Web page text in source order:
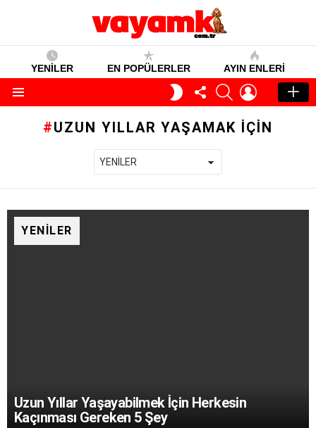
YENİLER EN POPÜLERLER AYIN ENLERI
GECE
MODU
TAKIP
ET
SEARCHGIRIŞ
UZUN YILLAR YAŞAMAK IÇIN
YENILER
Uzun Yıllar Yaşayabilmek İçin Herkesin
Kaçınması Gereken 5 Şey